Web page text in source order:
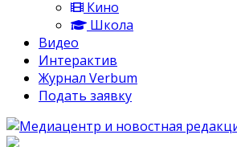
Кино
Школа
Видео
Интерактив
Журнал Verbum
Подать заявку